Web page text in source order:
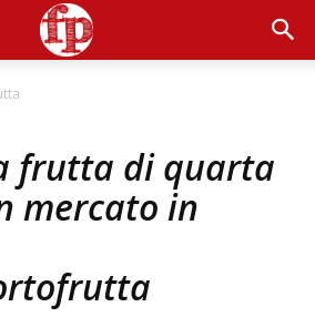
frutta di quarta
mercato in